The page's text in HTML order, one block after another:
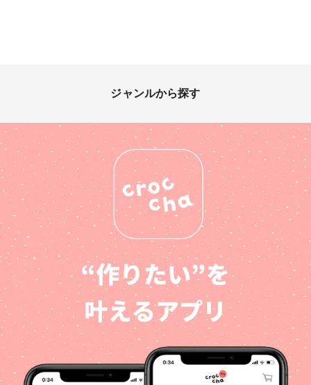
ジャンルから探す